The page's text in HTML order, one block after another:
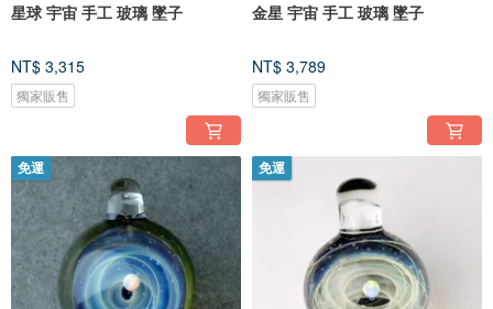
星球 宇宙 手工 玻璃 墜子
NT$ 3,315
獨家販售
金星 宇宙 手工 玻璃 墜子
NT$ 3,789
獨家販售
免運 免運